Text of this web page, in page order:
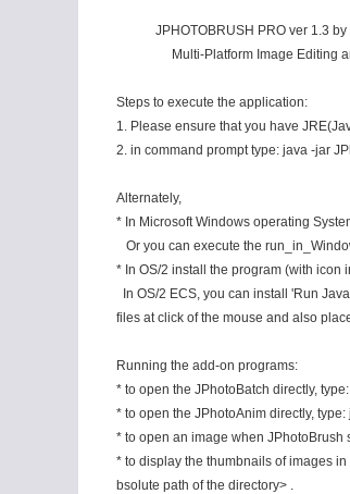
JPHOTOBRUSH PRO ver 1.3 by
Multi-Platform Image Editing and
Steps to execute the application:
1. Please ensure that you have
2. in command prompt type: java -jar
Alternately,
* In Microsoft Windows operating
Or you can execute the
* In OS/2 install the program (with icon
In OS/2 ECS, you can install 'Run
files at click of the mouse and also
Running the add-on programs:
* to open the JPhotoBatch directly,
* to open the JPhotoAnim directly,
* to open an image when JPhotoBrush
* to display the thumbnails of images
bsolute path of the directory> .